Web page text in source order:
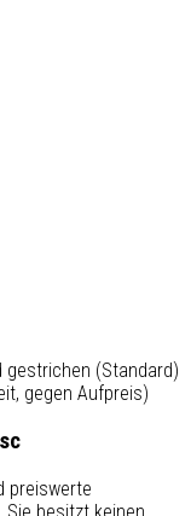
gestrichen (Standard)
gegen Aufpreis)
preiswerte